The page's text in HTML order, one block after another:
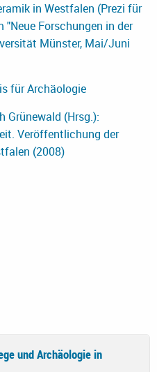
in Westfalen (Prezi für
Forschungen in der
Münster, Mai/Juni
für Archäologie
Grünewald (Hrsg.):
Veröffentlichung der
(2008)
und Archäologie in